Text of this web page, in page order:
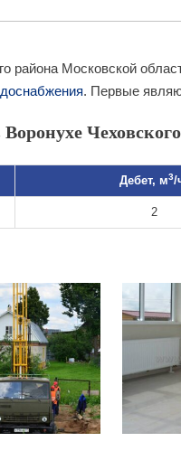
района Московской
. Первые
Дебет, м3/
2